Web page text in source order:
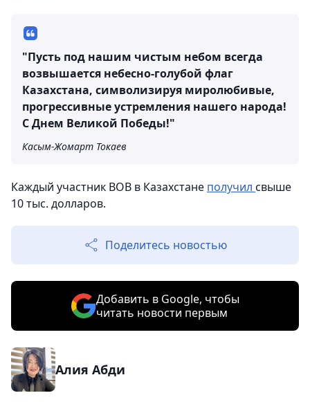
"Пусть под нашим чистым небом всегда
возвышается небесно-голубой флаг
Казахстана, символизируя миролюбивые,
прогрессивные устремления нашего народа!
С Днем Великой Победы!"
Касым-Жомарт Токаев
Каждый участник ВОВ в Казахстане получил свыше
10 тыс. долларов.
Поделитесь новостью
Добавить в Google, чтобы
читать новости первым
Алия Абди